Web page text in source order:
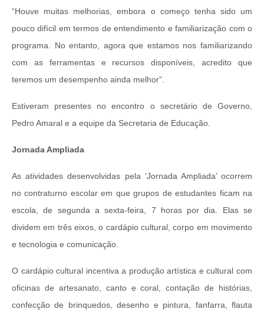
“Houve muitas melhorias, embora o começo tenha sido um
pouco difícil em termos de entendimento e familiarização com o
programa. No entanto, agora que estamos nos familiarizando
com as ferramentas e recursos disponíveis, acredito que
teremos um desempenho ainda melhor”.
Estiveram presentes no encontro o secretário de Governo,
Pedro Amaral e a equipe da Secretaria de Educação.
Jornada Ampliada
As atividades desenvolvidas pela ‘Jornada Ampliada’ ocorrem
no contraturno escolar em que grupos de estudantes ficam na
escola, de segunda a sexta-feira, 7 horas por dia. Elas se
dividem em três eixos, o cardápio cultural, corpo em movimento
e tecnologia e comunicação.
O cardápio cultural incentiva a produção artística e cultural com
oficinas de artesanato, canto e coral, contação de histórias,
confecção de brinquedos, desenho e pintura, fanfarra, flauta